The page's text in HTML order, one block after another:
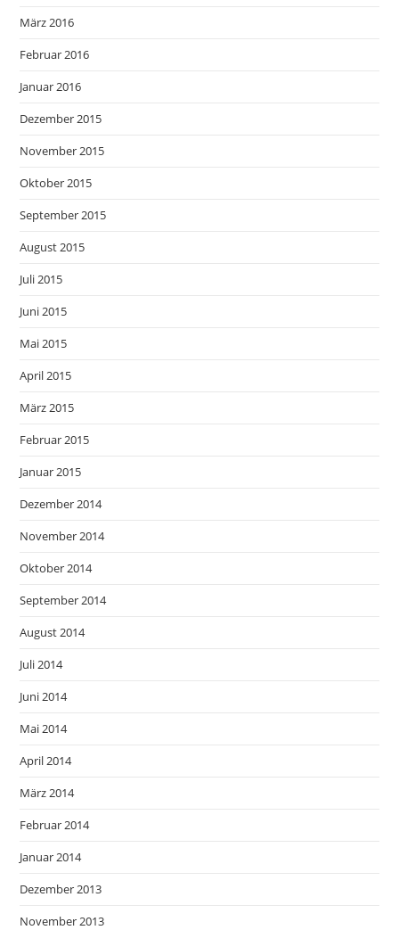
März 2016
Februar 2016
Januar 2016
Dezember 2015
November 2015
Oktober 2015
September 2015
August 2015
Juli 2015
Juni 2015
Mai 2015
April 2015
März 2015
Februar 2015
Januar 2015
Dezember 2014
November 2014
Oktober 2014
September 2014
August 2014
Juli 2014
Juni 2014
Mai 2014
April 2014
März 2014
Februar 2014
Januar 2014
Dezember 2013
November 2013